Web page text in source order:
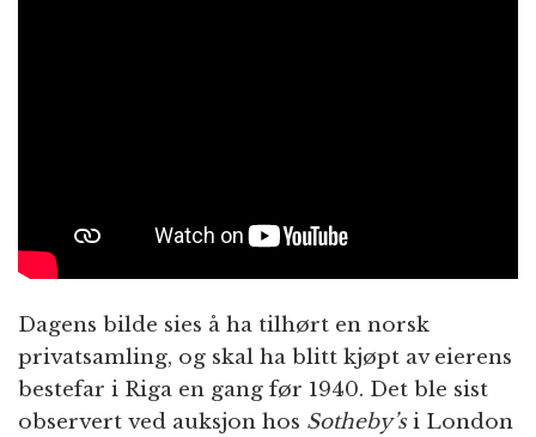
Dagens bilde sies å ha tilhørt en norsk
privatsamling, og skal ha blitt kjøpt av eierens
bestefar i Riga en gang før 1940. Det ble sist
observert ved auksjon hos Sotheby’si London